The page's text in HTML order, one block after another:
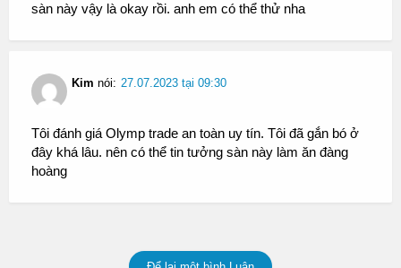
sàn này vậy là okay rồi. anh em có thể thử nha
Kim nói: 27.07.2023 tại 09:30
Tôi đánh giá Olymp trade an toàn uy tín. Tôi đã gắn bó ở
đây khá lâu. nên có thể tin tưởng sàn này làm ăn đàng
hoàng